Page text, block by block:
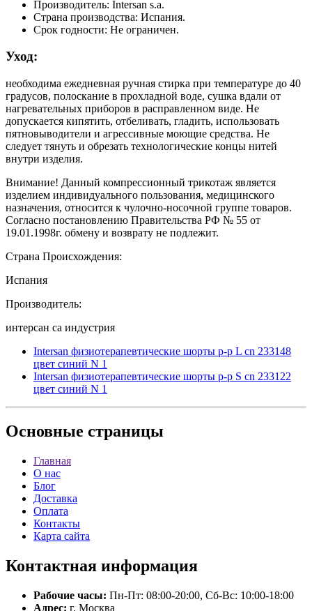
Производитель: Intersan s.a.
Страна производства: Испания.
Срок годности: Не ограничен.
Уход:
необходима ежедневная ручная стирка при температуре до 40
градусов, полоскание в прохладной воде, сушка вдали от
нагревательных приборов в расправленном виде. Не
допускается кипятить, отбеливать, гладить, использовать
пятновыводители и агрессивные моющие средства. Не
следует тянуть и обрезать технологические концы нитей
внутри изделия.
Внимание! Данный компрессионный трикотаж является
изделием индивидуального пользования, медицинского
назначения, относится к чулочно-носочной группе товаров.
Согласно постановлению Правительства РФ № 55 от
19.01.1998г. обмену и возврату не подлежит.
Страна Происхождения:
Испания
Производитель:
интерсан са индустрия
Intersan физиотерапевтические шорты р-р L cn 233148
цвет синий N 1
Intersan физиотерапевтические шорты р-р S cn 233122
цвет синий N 1
Основные страницы
Главная
О нас
Блог
Доставка
Оплата
Контакты
Карта сайта
Контактная информация
Рабочие часы: Пн-Пт: 08:00-20:00, Сб-Вс: 10:00-18:00
Адрес: г. Москва